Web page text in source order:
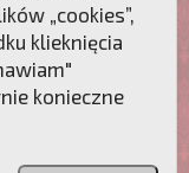
Przymierze
„cookies”,
klieknięcia
konieczne